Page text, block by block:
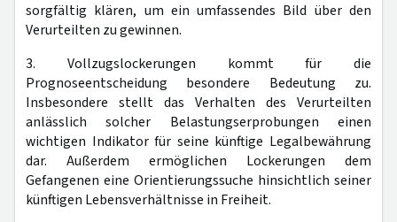
sorgfältig klären, um ein umfassendes Bild über den
Verurteilten zu gewinnen.
3. Vollzugslockerungen kommt für die
Prognoseentscheidung besondere Bedeutung zu.
Insbesondere stellt das Verhalten des Verurteilten
anlässlich solcher Belastungserprobungen einen
wichtigen Indikator für seine künftige Legalbewährung
dar. Außerdem ermöglichen Lockerungen dem
Gefangenen eine Orientierungssuche hinsichtlich seiner
künftigen Lebensverhältnisse in Freiheit.